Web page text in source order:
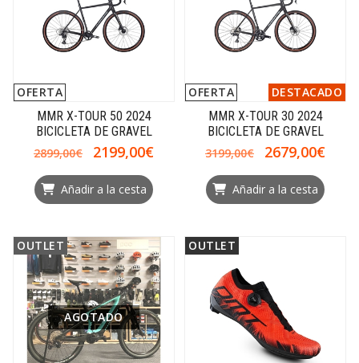
OFERTA
MMR X-TOUR 50 2024
BICICLETA DE GRAVEL
2899,00€
2199,00€
Añadir a la cesta
OFERTA DESTACADO
MMR X-TOUR 30 2024
BICICLETA DE GRAVEL
3199,00€
2679,00€
Añadir a la cesta
OUTLET
AGOTADO
OUTLET